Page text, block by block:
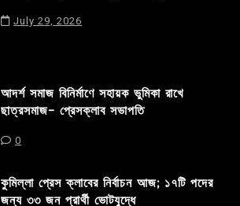
July 29, 2026
আদর্শ সমাজ বিনির্মাণে সহায়ক ভুমিকা রাখে
ছাত্রসমাজ- প্রেসক্লাব সভাপতি
0
কুমিল্লা প্রেস ক্লাবের নির্বাচন আজ; ১৭টি পদের
জন্য ৩৩ জন প্রার্থী ভোটযুদ্ধে